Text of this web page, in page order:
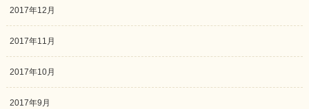
2017年12月
2017年11月
2017年10月
2017年9月